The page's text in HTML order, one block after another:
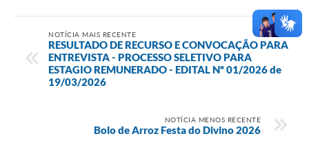
NOTÍCIA MAIS RECENTE
RESULTADO DE RECURSO E CONVOCAÇÃO PARA
ENTREVISTA - PROCESSO SELETIVO PARA
ESTAGIO REMUNERADO - EDITAL Nº 01/2026 de
19/03/2026
NOTÍCIA MENOS RECENTE
Bolo de Arroz Festa do Divino 2026